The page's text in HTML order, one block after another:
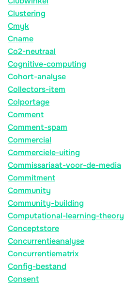
Clustering
Cmyk
Cname
Co2-neutraal
Cognitive-computing
Cohort-analyse
Collectors-item
Colportage
Comment
Comment-spam
Commercial
Commerciele-uiting
Commissariaat-voor-de-media
Commitment
Community
Community-building
Computational-learning-theory
Conceptstore
Concurrentieanalyse
Concurrentiematrix
Config-bestand
Consent